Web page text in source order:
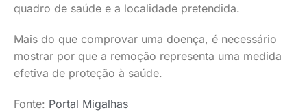
quadro de saúde e a localidade pretendida.
Mais do que comprovar uma doença, é necessário
mostrar por que a remoção representa uma medida
efetiva de proteção à saúde.
Fonte: Portal Migalhas